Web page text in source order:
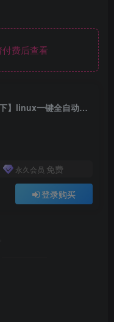
费后查看
大话回合手游【精品西游之最长安月下】linux一键全自动搭建端+Linux手工端+安卓苹果双端+神兔后台
永久会员 免费
登录购买